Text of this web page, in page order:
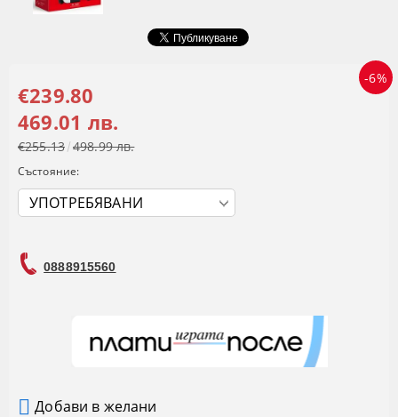
-6%
€239.80
469.01 лв.
€255.13 498.99 лв.
Състояние:
0888915560
Добави в желани